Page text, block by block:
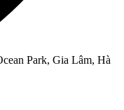
Park, Gia Lâm, Hà